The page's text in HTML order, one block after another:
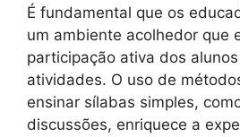
É fundamental que os
um ambiente acolhedor que
participação ativa dos
atividades. O uso de
ensinar sílabas simples,
discussões, enriquece a